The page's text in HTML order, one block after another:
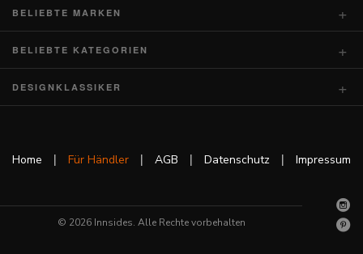
BELIEBTE MARKEN
BELIEBTE KATEGORIEN
DESIGNKLASSIKER
Home | Für Händler | AGB | Datenschutz | Impressum
© 2026 Innsides. Alle Rechte vorbehalten